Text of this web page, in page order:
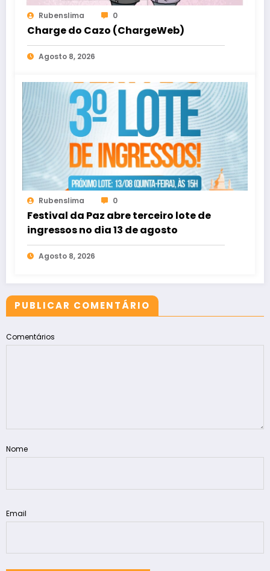
Rubenslima 0
Charge do Cazo (ChargeWeb)
Agosto 8, 2026
Rubenslima 0
Festival da Paz abre terceiro lote de
ingressos no dia 13 de agosto
Agosto 8, 2026
PUBLICAR COMENTÁRIO
Comentários
Nome
Email